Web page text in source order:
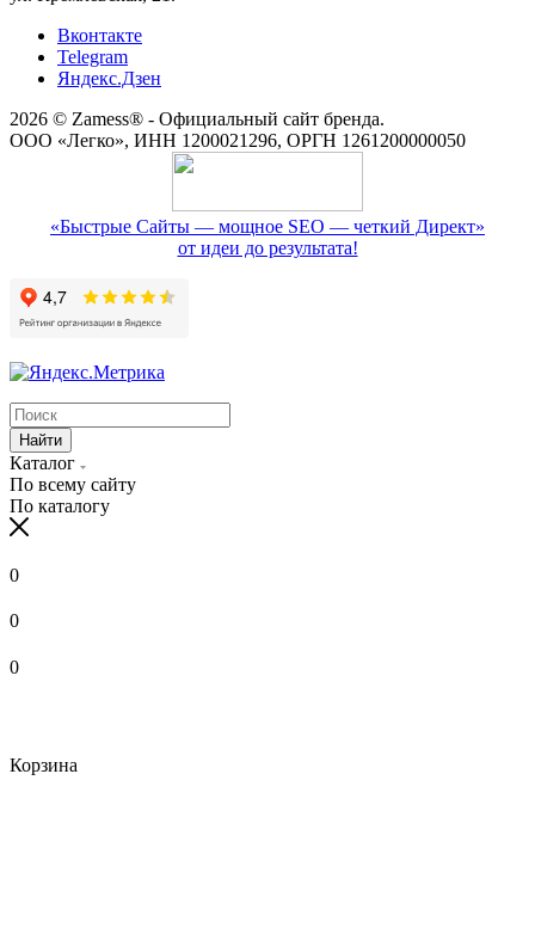
Вконтакте
Telegram
Яндекс.Дзен
2026 © Zamess® - Официальный сайт бренда.
ООО «Легко», ИНН 1200021296, ОРГН 1261200000050
«Быстрые Сайты — мощное SEO — четкий Директ»
от идеи до результата!
Найти
Каталог
По всему сайту
По каталогу
0
0
0
Корзина